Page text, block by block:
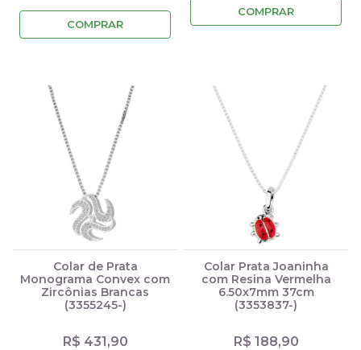
COMPRAR
COMPRAR
Colar de Prata
Monograma Convex com
Zircônias Brancas
(3355245-)
R$ 431,90
Colar Prata Joaninha
com Resina Vermelha
6.50x7mm 37cm
(3353837-)
R$ 188,90